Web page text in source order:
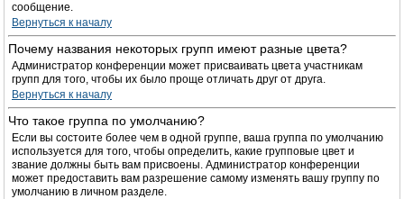
сообщение.
Вернуться к началу
Почему названия некоторых групп имеют разные цвета?
Администратор конференции может присваивать цвета участникам
групп для того, чтобы их было проще отличать друг от друга.
Вернуться к началу
Что такое группа по умолчанию?
Если вы состоите более чем в одной группе, ваша группа по умолчанию
используется для того, чтобы определить, какие групповые цвет и
звание должны быть вам присвоены. Администратор конференции
может предоставить вам разрешение самому изменять вашу группу по
умолчанию в личном разделе.